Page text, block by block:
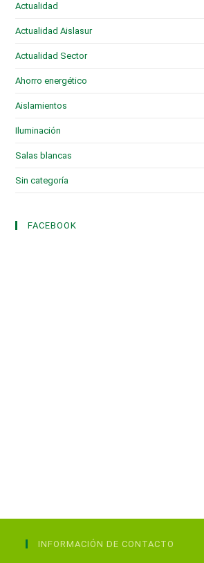
Actualidad
Actualidad Aislasur
Actualidad Sector
Ahorro energético
Aislamientos
Iluminación
Salas blancas
Sin categoría
FACEBOOK
INFORMACIÓN DE CONTACTO